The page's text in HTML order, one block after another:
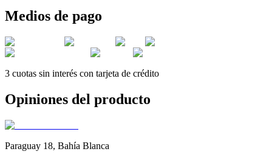
Medios de pago
3 cuotas sin interés con tarjeta de crédito
Opiniones del producto
Paraguay 18, Bahía Blanca